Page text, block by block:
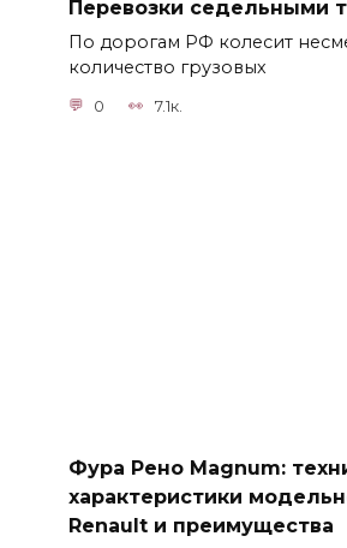
Перевозки седельными
По дорогам РФ колесит
количество грузовых
0 7.1к.
Фура Рено Magnum:
характеристики
Renault и преимущества